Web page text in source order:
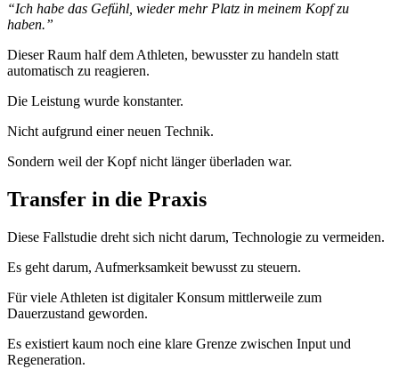
“Ich habe das Gefühl, wieder mehr Platz in meinem Kopf zu
haben.”
Dieser Raum half dem Athleten, bewusster zu handeln statt
automatisch zu reagieren.
Die Leistung wurde konstanter.
Nicht aufgrund einer neuen Technik.
Sondern weil der Kopf nicht länger überladen war.
Transfer in die Praxis
Diese Fallstudie dreht sich nicht darum, Technologie zu vermeiden.
Es geht darum, Aufmerksamkeit bewusst zu steuern.
Für viele Athleten ist digitaler Konsum mittlerweile zum
Dauerzustand geworden.
Es existiert kaum noch eine klare Grenze zwischen Input und
Regeneration.